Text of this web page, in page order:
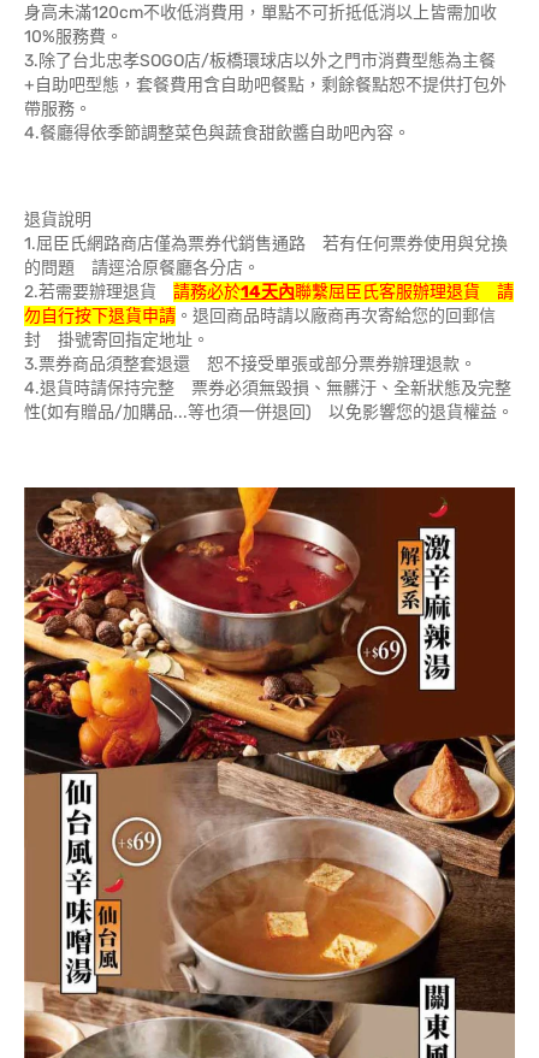
身高未滿120cm不收低消費用，單點不可折抵低消以上皆需加收
10%服務費。
3.除了台北忠孝SOGO店/板橋環球店以外之門市消費型態為主餐
+自助吧型態，套餐費用含自助吧餐點，剩餘餐點恕不提供打包外
帶服務。
4.餐廳得依季節調整菜色與蔬食甜飲醬自助吧內容。
退貨說明
1.屈臣氏網路商店僅為票券代銷售通路 若有任何票券使用與兌換
的問題 請逕洽原餐廳各分店。
2.若需要辦理退貨 請務必於14天內聯繫屈臣氏客服辦理退貨 請
勿自行按下退貨申請 。退回商品時請以廠商再次寄給您的回郵信
封 掛號寄回指定地址。
3.票券商品須整套退還 恕不接受單張或部分票券辦理退款。
4.退貨時請保持完整 票券必須無毀損、無髒汙、全新狀態及完整
性(如有贈品/加購品...等也須一併退回) 以免影響您的退貨權益。